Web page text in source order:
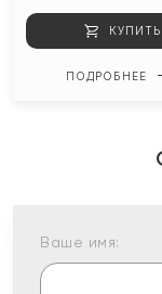
КУПИТЬ
ПОДРОБНЕЕ
Ваше имя: